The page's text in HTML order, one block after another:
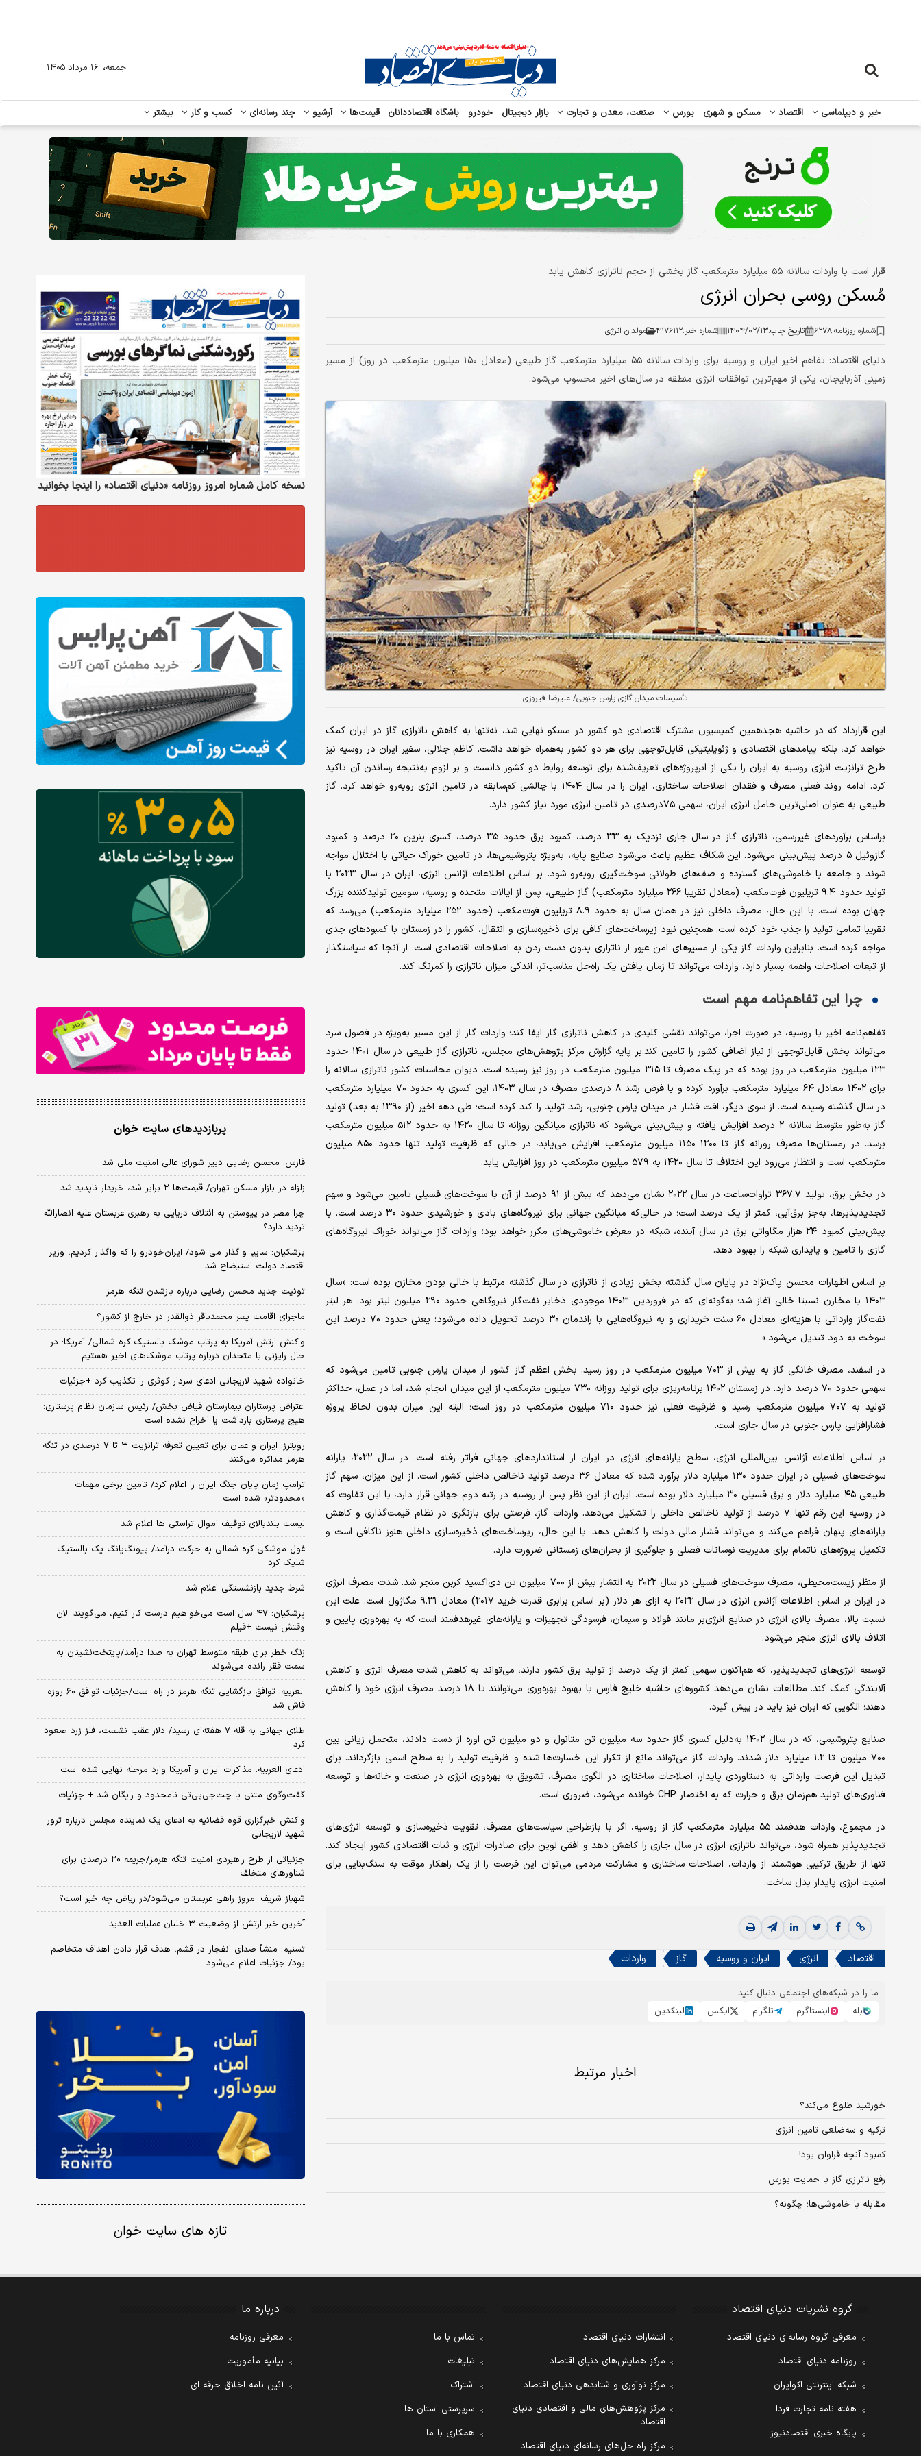
خبر و دیپلماسی اقتصاد مسکن و شهری بورس صنعت، معدن و تجارت بازار دیجیتال خودرو باشگاه اقتصاددانان قیمت‌ها آرشیو چند رسانه‌ای کسب و کار بیشتر
جمعه، ۱۶ مرداد ۱۴۰۵
قرار است با واردات سالانه ۵۵ میلیارد مترمکعب گاز بخشی از حجم ناترازی کاهش یابد
مُسکن روسی بحران انرژی
شماره روزنامه:۶۲۷۸ تاریخ چاپ:۱۴۰۴/۰۲/۱۳ شماره خبر:۴۱۷۶۱۱۲ مولدان انرژی
دنیای اقتصاد: تفاهم اخیر ایران و روسیه برای واردات سالانه ۵۵ میلیارد مترمکعب گاز طبیعی (معادل ۱۵۰ میلیون مترمکعب در روز) از مسیر
زمینی آذربایجان، یکی از مهم‌ترین توافقات انرژی منطقه در سال‌های اخیر محسوب می‌شود.
تأسیسات میدان گازی پارس جنوبی/ علیرضا فیروزی
این قرارداد که در حاشیه هجدهمین کمیسیون مشترک اقتصادی دو کشور در مسکو نهایی شد، نه‌‌تنها به کاهش ناترازی گاز در ایران کمک
خواهد کرد، بلکه پیامدهای اقتصادی و ژئوپلیتیکی قابل‌‌توجهی برای هر دو کشور به‌‌همراه خواهد داشت. کاظم جلالی، سفیر ایران در روسیه نیز
طرح ترانزیت انرژی روسیه به ایران را یکی از ابرپروژه‌های تعریف‌‌شده برای توسعه روابط دو کشور دانست و بر لزوم به‌‌نتیجه رساندن آن تاکید
کرد. ادامه روند فعلی مصرف و فقدان اصلاحات ساختاری، ایران را در سال ۱۴۰۴ با چالشی کم‌‌سابقه در تامین انرژی روبه‌رو خواهد کرد. گاز
طبیعی به عنوان اصلی‌ترین حامل انرژی ایران، سهمی ۷۵درصدی در تامین انرژی مورد نیاز کشور دارد.
براساس برآوردهای غیررسمی، ناترازی گاز در سال جاری نزدیک به ۳۳ درصد، کمبود برق حدود ۳۵ درصد، کسری بنزین ۲۰ درصد و کمبود
گازوئیل ۵ درصد پیش‌‌بینی می‌شود. این شکاف عظیم باعث می‌شود صنایع پایه، به‌‌ویژه پتروشیمی‌‌ها، در تامین خوراک حیاتی با اختلال مواجه
شوند و جامعه با خاموشی‌‌های گسترده و صف‌‌های طولانی سوخت‌‌گیری روبه‌رو شود. بر اساس اطلاعات آژانس انرژی، ایران در سال ۲۰۲۳ با
تولید حدود ۹.۴ تریلیون فوت‌‌مکعب (معادل تقریبا ۲۶۶ میلیارد مترمکعب) گاز طبیعی، پس از ایالات متحده و روسیه، سومین تولیدکننده بزرگ
جهان بوده است. با این حال، مصرف داخلی نیز در همان سال به حدود ۸.۹ تریلیون فوت‌‌مکعب (حدود ۲۵۲ میلیارد مترمکعب) می‌‌رسد که
تقریبا تمامی تولید را جذب خود کرده است. همچنین نبود زیرساخت‌‌های کافی برای ذخیره‌‌سازی و انتقال، کشور را در زمستان با کمبودهای جدی
مواجه کرده است. بنابراین واردات گاز یکی از مسیرهای امن عبور از ناترازی بدون دست زدن به اصلاحات اقتصادی است. از آنجا که سیاستگذار
از تبعات اصلاحات واهمه بسیار دارد، واردات می‌تواند تا زمان یافتن یک راه‌حل مناسب‌‌تر، اندکی میزان ناترازی را کمرنگ کند.
چرا این تفاهم‌نامه مهم است
تفاهم‌‌نامه اخیر با روسیه، در صورت اجرا، می‌تواند نقشی کلیدی در کاهش ناترازی گاز ایفا کند؛ واردات گاز از این مسیر به‌‌ویژه در فصول سرد
می‌تواند بخش قابل‌‌توجهی از نیاز اضافی کشور را تامین کند.بر پایه گزارش مرکز پژوهش‌های مجلس، ناترازی گاز طبیعی در سال ۱۴۰۱ حدود
۱۲۳ میلیون مترمکعب در روز بوده که در پیک مصرف تا ۳۱۵ میلیون مترمکعب در روز نیز رسیده است. دیوان محاسبات کشور ناترازی سالانه را
برای ۱۴۰۲ معادل ۶۴ میلیارد مترمکعب برآورد کرده و با فرض رشد ۸ درصدی مصرف در سال ۱۴۰۳، این کسری به حدود ۷۰ میلیارد مترمکعب
در سال گذشته رسیده است. از سوی دیگر، افت فشار در میدان پارس جنوبی، رشد تولید را کند کرده است؛ طی دهه اخیر (از ۱۳۹۰ به بعد) تولید
گاز به‌طور متوسط سالانه ۲ درصد افزایش یافته و پیش‌‌بینی می‌شود که ناترازی میانگین روزانه تا سال ۱۴۲۰ به حدود ۵۱۲ میلیون مترمکعب
برسد. در زمستان‌‌ها مصرف روزانه گاز تا ۱۲۰۰–۱۱۵۰ میلیون مترمکعب افزایش می‌‌یابد، در حالی که ظرفیت تولید تنها حدود ۸۵۰ میلیون
مترمکعب است و انتظار می‌‌رود این اختلاف تا سال ۱۴۲۰ به ۵۷۹ میلیون مترمکعب در روز افزایش یابد.
در بخش برق، تولید ۳۶۷.۷ تراوات‌‌ساعت در سال ۲۰۲۲ نشان می‌دهد که بیش از ۹۱ درصد از آن با سوخت‌‌های فسیلی تامین می‌شود و سهم
تجدیدپذیرها، به‌‌جز برق‌‌آبی، کمتر از یک درصد است؛ در حالی‌‌که میانگین جهانی برای نیروگاه‌های بادی و خورشیدی حدود ۳۰ درصد است. با
پیش‌‌بینی کمبود ۲۴ هزار مگاواتی برق در سال آینده، شبکه در معرض خاموشی‌‌های مکرر خواهد بود؛ واردات گاز می‌تواند خوراک نیروگاه‌های
گازی را تامین و پایداری شبکه را بهبود دهد.
بر اساس اظهارات محسن پاک‌نژاد در پایان سال گذشته بخش زیادی از ناترازی در سال گذشته مرتبط با خالی بودن مخازن بوده است: «سال
۱۴۰۳ با مخازن نسبتا خالی آغاز شد؛ به‌‌گونه‌‌ای که در فروردین ۱۴۰۳ موجودی ذخایر نفت‌‌گاز نیروگاهی حدود ۲۹۰ میلیون لیتر بود. هر لیتر
نفت‌‌گاز وارداتی با هزینه‌‌ای معادل ۶۰ سنت خریداری و به نیروگاه‌هایی با راندمان ۳۰ درصد تحویل داده می‌شود؛ یعنی حدود ۷۰ درصد این
سوخت به دود تبدیل می‌شود.»
در اسفند، مصرف خانگی گاز به بیش از ۷۰۳ میلیون مترمکعب در روز رسید. بخش اعظم گاز کشور از میدان پارس جنوبی تامین می‌شود که
سهمی حدود ۷۰ درصد دارد. در زمستان ۱۴۰۲ برنامه‌‌ریزی برای تولید روزانه ۷۳۰ میلیون مترمکعب از این میدان انجام شد، اما در عمل، حداکثر
تولید به ۷۰۷ میلیون مترمکعب رسید و ظرفیت فعلی نیز حدود ۷۱۰ میلیون مترمکعب در روز است؛ البته این میزان بدون لحاظ پروژه
فشارافزایی پارس جنوبی در سال جاری است.
بر اساس اطلاعات آژانس بین‌المللی انرژی، سطح یارانه‌های انرژی در ایران از استانداردهای جهانی فراتر رفته است. در سال ۲۰۲۲، یارانه
سوخت‌‌های فسیلی در ایران حدود ۱۳۰ میلیارد دلار برآورد شده که معادل ۳۶ درصد تولید ناخالص داخلی کشور است. از این میزان، سهم گاز
طبیعی ۴۵ میلیارد دلار و برق فسیلی ۳۰ میلیارد دلار بوده است. ایران از این نظر پس از روسیه در رتبه دوم جهانی قرار دارد، با این تفاوت که
در روسیه این رقم تنها ۷ درصد از تولید ناخالص داخلی را تشکیل می‌دهد. واردات گاز، فرصتی برای بازنگری در نظام قیمت‌‌گذاری و کاهش
یارانه‌های پنهان فراهم می‌‌کند و می‌تواند فشار مالی دولت را کاهش دهد. با این حال، زیرساخت‌‌های ذخیره‌‌سازی داخلی هنوز ناکافی است و
تکمیل پروژه‌های ناتمام برای مدیریت نوسانات فصلی و جلوگیری از بحران‌‌های زمستانی ضرورت دارد.
از منظر زیست‌‌محیطی، مصرف سوخت‌‌های فسیلی در سال ۲۰۲۲ به انتشار بیش از ۷۰۰ میلیون تن دی‌‌اکسید کربن منجر شد. شدت مصرف انرژی
در ایران بر اساس اطلاعات آژانس انرژی در سال ۲۰۲۲ به ازای هر دلار (بر اساس برابری قدرت خرید ۲۰۱۷) معادل ۹.۳۱ مگاژول است. علت این
نسبت بالا، مصرف بالای انرژی در صنایع انرژی‌‌بر مانند فولاد و سیمان، فرسودگی تجهیزات و یارانه‌های غیرهدفمند است که به بهره‌‌وری پایین و
اتلاف بالای انرژی منجر می‌شود.
توسعه انرژی‌‌های تجدیدپذیر، که هم‌‌اکنون سهمی کمتر از یک درصد از تولید برق کشور دارند، می‌تواند به کاهش شدت مصرف انرژی و کاهش
آلایندگی کمک کند. مطالعات نشان می‌دهد کشورهای حاشیه خلیج فارس با بهبود بهره‌‌وری می‌توانند تا ۱۸ درصد مصرف انرژی خود را کاهش
دهند؛ الگویی که ایران نیز باید در پیش گیرد.
صنایع پتروشیمی، که در سال ۱۴۰۲ به‌‌دلیل کسری گاز حدود سه میلیون تن متانول و دو میلیون تن اوره از دست دادند، متحمل زیانی بین
۷۰۰ میلیون تا ۱.۲ میلیارد دلار شدند. واردات گاز می‌تواند مانع از تکرار این خسارت‌‌ها شده و ظرفیت تولید را به سطح اسمی بازگرداند. برای
تبدیل این فرصت وارداتی به دستاوردی پایدار، اصلاحات ساختاری در الگوی مصرف، تشویق به بهره‌‌وری انرژی در صنعت و خانه‌ها و توسعه
فناوری‌‌های تولید هم‌‌زمان برق و حرارت که به اختصار CHP خوانده می‌شود، ضروری است.
در مجموع، واردات هدفمند ۵۵ میلیارد مترمکعب گاز از روسیه، اگر با بازطراحی سیاست‌های مصرف، تقویت ذخیره‌‌سازی و توسعه انرژی‌‌های
تجدیدپذیر همراه شود، می‌تواند ناترازی انرژی در سال جاری را کاهش دهد و افقی نوین برای صادرات انرژی و ثبات اقتصادی کشور ایجاد کند.
تنها از طریق ترکیبی هوشمند از واردات، اصلاحات ساختاری و مشارکت مردمی می‌توان این فرصت را از یک راهکار موقت به سنگ‌‌بنایی برای
امنیت انرژی پایدار بدل ساخت.
اقتصاد انرژی ایران و روسیه گاز واردات
ما را در شبکه‌های اجتماعی دنبال کنید
بله
اینستاگرم تلگرام ایکس لینکدین
اخبار مرتبط
خورشید طلوع می‌‌‌کند؟
ترکیه و سه‌‌‌‌‌ضلعی تامین انرژی
کمبود آنچه فراوان بود!
رفع ناترازی گاز با حمایت بورس
مقابله با خاموشی‌‌‌ها؛ چگونه؟
نسخه کامل شماره امروز روزنامه «دنیای‌ اقتصاد» را اینجا بخوانید
پربازدیدهای سایت خوان
فارس: محسن رضایی دبیر شورای عالی امنیت ملی شد
زلزله در بازار مسکن تهران/ قیمت‌ها ۲ برابر شد، خریدار ناپدید شد
چرا مصر در پیوستن به ائتلاف دریایی به رهبری عربستان علیه انصارالله
تردید دارد؟
پزشکیان: سایپا واگذار می شود/ ایران‌خودرو را که واگذار کردیم، وزیر
اقتصاد دولت استیضاح شد
توئیت جدید محسن رضایی درباره بازشدن تنگه هرمز
ماجرای اقامت پسر محمدباقر ذوالقدر در خارج از کشور؟
واکنش ارتش آمریکا به پرتاب موشک بالستیک کره شمالی/ آمریکا: در
حال رایزنی با متحدان درباره پرتاب موشک‌های اخیر هستیم
خانواده شهید لاریجانی ادعای سردار کوثری را تکذیب کرد +جزئیات
اعتراض پرستاران بیمارستان فیاض بخش/ رئیس سازمان نظام پرستاری:
هیچ پرستاری بازداشت یا اخراج نشده است
رویترز: ایران و عمان برای تعیین تعرفه ترانزیت ۳ تا ۷ درصدی در تنگه
هرمز مذاکره می‌کنند
ترامپ زمان پایان جنگ ایران را اعلام کرد/ تامین برخی مهمات
«محدودتر» شده است
لیست بلندبالای توقیف اموال تراستی ها اعلام شد
غول موشکی کره شمالی به حرکت درآمد/ پیونگ‌یانگ یک بالستیک
شلیک کرد
شرط جدید بازنشستگی اعلام شد
پزشکیان: ۴۷ سال است می‌خواهیم درست کار کنیم، می‌گویند الان
وقتش نیست +فیلم
زنگ خطر برای طبقه متوسط تهران به صدا درآمد/پایتخت‌نشینان به
سمت فقر رانده می‌شوند
العربیه: توافق بازگشایی تنگه هرمز در راه است/جزئیات توافق ۶۰ روزه
فاش شد
طلای جهانی به قله ۷ هفته‌ای رسید/ دلار عقب نشست، فلز زرد صعود
کرد
ادعای العربیه: مذاکرات ایران و آمریکا وارد مرحله نهایی شده است
گفت‌وگوی متنی با چت‌جی‌پی‌تی نامحدود و رایگان شد + جزئیات
واکنش خبرگزاری قوه قضائیه به ادعای یک نماینده مجلس درباره ترور
شهید لاریجانی
جزئیاتی از طرح راهبردی امنیت تنگه هرمز/جریمه ۲۰ درصدی برای
شناورهای متخلف
شهباز شریف امروز راهی عربستان می‌شود/در ریاض چه خبر است؟
آخرین خبر ارتش از وضعیت ۳ خلبان عملیات العدید
تسنیم: منشأ صدای انفجار در قشم، هدف قرار دادن اهداف متخاصم
بود/ جزئیات اعلام می‌شود
تازه های سایت خوان
گروه نشریات دنیای اقتصاد
معرفی گروه رسانه‌ای دنیای اقتصاد
روزنامه دنیای اقتصاد
شبکه اینترنتی اکوایران
هفته نامه تجارت فردا
پایگاه خبری اقتصادنیوز
انتشارات دنیای اقتصاد
مرکز همایش‌های دنیای اقتصاد
مرکز نوآوری و شتابدهی دنیای اقتصاد
مرکز پژوهش‌های مالی و اقتصادی دنیای
اقتصاد
مرکز راه حل‌های رسانه‌ای دنیای اقتصاد
تماس با ما
تبلیغات
اشتراک
سرپرستی استان ها
همکاری با ما
درباره ما
معرفی روزنامه
بیانیه مأموریت
آئین نامه اخلاق حرفه ای